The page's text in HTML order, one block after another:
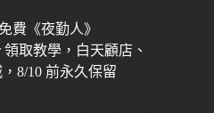
費《夜勤人》
領取教學，白天顧店、
8/10 前永久保留